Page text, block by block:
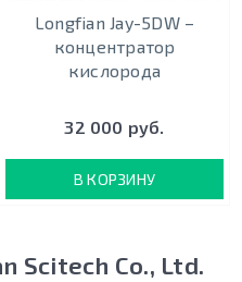
Longfian Jay-5DW –
концентратор
кислорода
32 000 руб.
В КОРЗИНУ
Scitech Co., Ltd.